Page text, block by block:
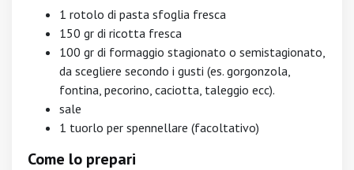
1 rotolo di pasta sfoglia fresca
150 gr di ricotta fresca
100 gr di formaggio stagionato o semistagionato,
da scegliere secondo i gusti (es. gorgonzola,
fontina, pecorino, caciotta, taleggio ecc).
sale
1 tuorlo per spennellare (facoltativo)
Come lo prepari